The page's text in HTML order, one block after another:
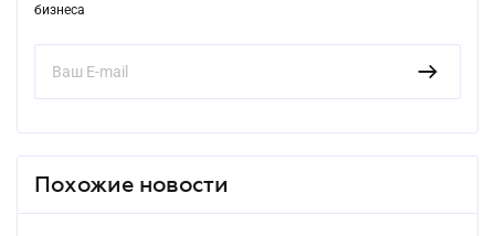
бизнеса
Похожие новости